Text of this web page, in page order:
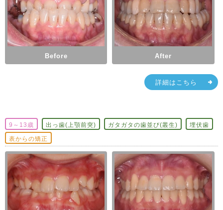
Before After
詳細はこちら
9～13歳 出っ歯(上顎前突) ガタガタの歯並び(叢生) 埋伏歯
表からの矯正